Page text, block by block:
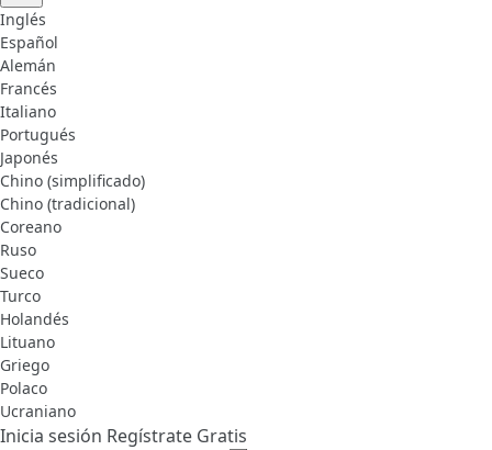
Inglés
Español
Alemán
Francés
Italiano
Portugués
Japonés
Chino (simplificado)
Chino (tradicional)
Coreano
Ruso
Sueco
Turco
Holandés
Lituano
Griego
Polaco
Ucraniano
Inicia sesión Regístrate Gratis